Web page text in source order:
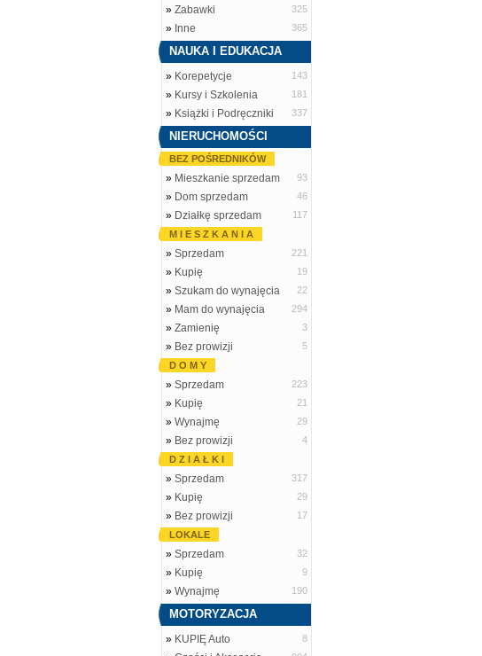
» Zabawki 325
» Inne 365
NAUKA I EDUKACJA
» Korepetycje 143
» Kursy i Szkolenia 181
» Książki i Podręczniki 337
NIERUCHOMOŚCI
BEZ POŚREDNIKÓW
» Mieszkanie sprzedam 93
» Dom sprzedam 46
» Działkę sprzedam
117
M I E S Z K A N I A
» Sprzedam 221
» Kupię 19
» Szukam do wynajęcia 22
» Mam do wynajęcia 294
» Zamienię 3
» Bez prowizji
5
D O M Y
» Sprzedam 223
» Kupię 21
» Wynajmę 29
» Bez prowizji
4
D Z I A Ł K I
» Sprzedam 317
» Kupię 29
» Bez prowizji
17
LOKALE
» Sprzedam 32
» Kupię 9
» Wynajmę 190
MOTORYZACJA
» KUPIĘ Auto 8